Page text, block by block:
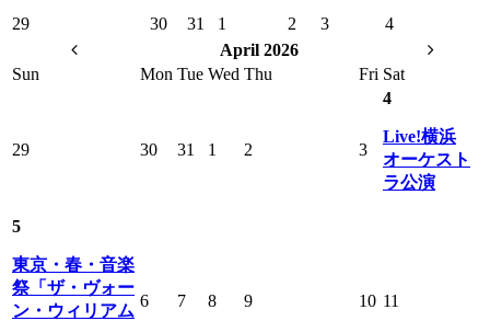
29 30 31 1 2 3
4
April 2026
Sun
Mon Tue Wed Thu Fri Sat
29 30 31 1 2 3
4
Live!横浜
オーケスト
ラ公演
5
東京・春・音楽
祭「ザ・ヴォー
ン・ウィリアム
6 7 8 9 10 11